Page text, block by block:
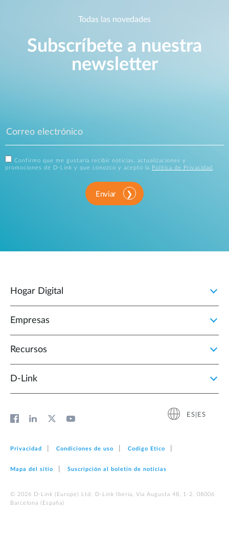
Todas las novedades
Subscríbete a nuestra
newsletter
Confirmo que me gustaría recibir noticias, actualizaciones y
promociones de D-Link y que conozco y acepto la
Política de Privacidad
Enviar
Hogar Digital
Empresas
Recursos
D‑Link
ES|ES
Privacidad Condiciones de uso Codigo Etico
Mapa del sitio Suscripción al boletín de noticias
© 2026 D‑Link (Europe) Ltd. D-Link Iberia, Via Augusta 48, 1-2. 08006
Barcelona (España)